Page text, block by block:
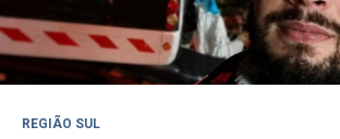
REGIÃO SUL